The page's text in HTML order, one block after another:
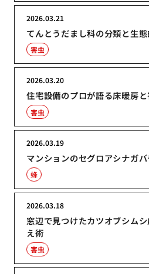
てんとうだまし科の分類と生
2026.03.21
害虫
住宅設備のプロが語る床暖房
2026.03.20
害虫
マンションのセグロアシナガ
2026.03.19
蜂
窓辺で見つけたカツオブシム
え術
2026.03.18
害虫